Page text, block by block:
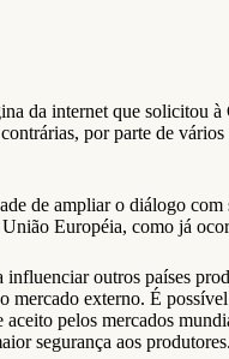
da internet que
por parte de
de ampliar o diálogo
Européia, como já
outros países
mercado externo. É
pelos mercados
segurança aos produtores.